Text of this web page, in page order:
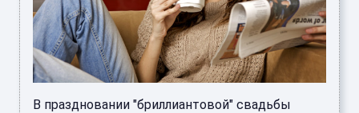
В праздновании "бриллиантовой" свадьбы